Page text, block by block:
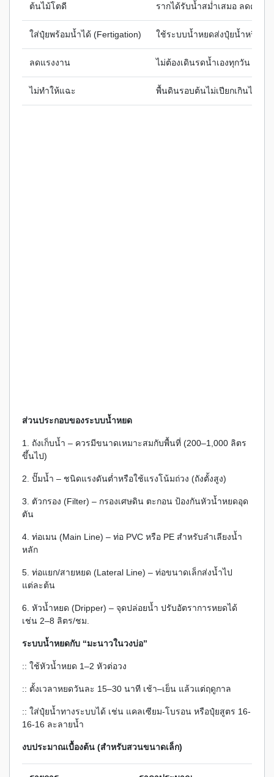
ต้นไม้โตดี รากได้รับน้ำสม่ำเสมอ ลดความ
ใส่ปุ๋ยพร้อมน้ำได้ (Fertigation) ใช้ระบบน้ำหยดส่งปุ๋ยน้ำหรือฮอ
ลดแรงงาน ไม่ต้องเดินรดน้ำเองทุกวัน
ไม่ทำให้แฉะ พื้นดินรอบต้นไม่เปียกเกินไป ช่
ส่วนประกอบของระบบน้ำหยด
1. ถังเก็บน้ำ – ควรมีขนาดเหมาะสมกับพื้นที่ (200–1,000 ลิตร
ขึ้นไป)
2. ปั๊มน้ำ – ชนิดแรงดันต่ำหรือใช้แรงโน้มถ่วง (ถังตั้งสูง)
3. ตัวกรอง (Filter) – กรองเศษดิน ตะกอน ป้องกันหัวน้ำหยดอุด
ตัน
4. ท่อเมน (Main Line) – ท่อ PVC หรือ PE สำหรับลำเลียงน้ำ
หลัก
5. ท่อแยก/สายหยด (Lateral Line) – ท่อขนาดเล็กส่งน้ำไป
แต่ละต้น
6. หัวน้ำหยด (Dripper) – จุดปล่อยน้ำ ปรับอัตราการหยดได้
เช่น 2–8 ลิตร/ชม.
ระบบน้ำหยดกับ “มะนาวในวงบ่อ”
:: ใช้หัวน้ำหยด 1–2 หัวต่อวง
:: ตั้งเวลาหยดวันละ 15–30 นาที เช้า–เย็น แล้วแต่ฤดูกาล
:: ใส่ปุ๋ยน้ำทางระบบได้ เช่น แคลเซียม-โบรอน หรือปุ๋ยสูตร 16-
16-16 ละลายน้ำ
งบประมาณเบื้องต้น (สำหรับสวนขนาดเล็ก)